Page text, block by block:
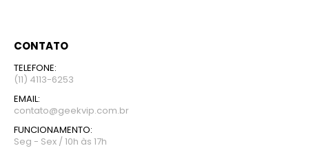
CONTATO
TELEFONE:
(11) 4113-6253
EMAIL:
contato@geekvip.com.br
FUNCIONAMENTO:
Seg - Sex / 10h às 17h